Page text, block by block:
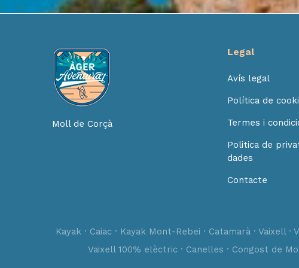
Moll de Corçà
Legal
Avís legal
Política de
Termes i
Politica de
dades
Contacte
Kayak · Caiac · Kayak Mont-Rebei · Catamarà ·
Vaixell 100% elèctric · Canelles · Congost de